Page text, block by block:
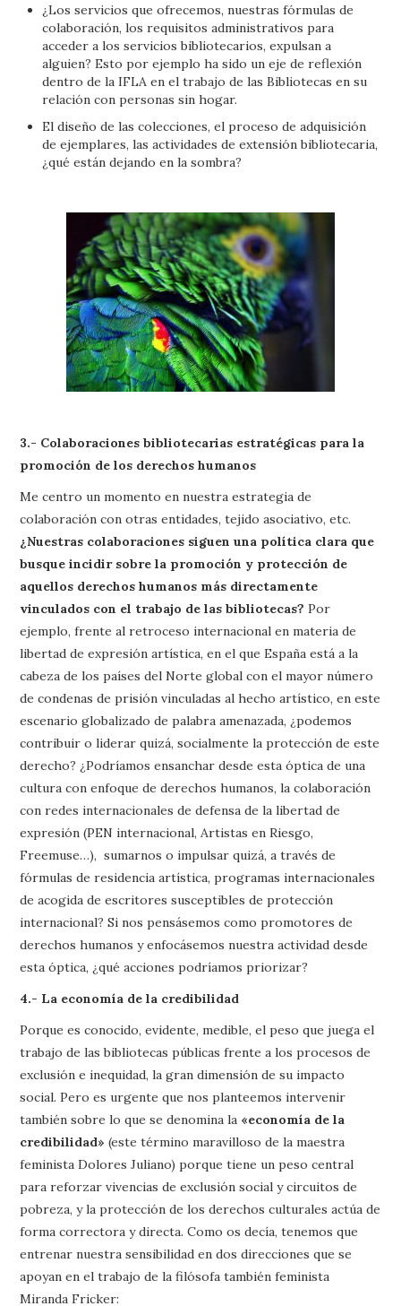
¿Los servicios que ofrecemos, nuestras fórmulas de
colaboración, los requisitos administrativos para
acceder a los servicios bibliotecarios, expulsan a
alguien? Esto por ejemplo ha sido un eje de reflexión
dentro de la IFLA en el trabajo de las Bibliotecas en su
relación con personas sin hogar.
El diseño de las colecciones, el proceso de adquisición
de ejemplares, las actividades de extensión bibliotecaria,
¿qué están dejando en la sombra?
3.- Colaboraciones bibliotecarias estratégicas para la
promoción de los derechos humanos
Me centro un momento en nuestra estrategia de
colaboración con otras entidades, tejido asociativo, etc.
¿Nuestras colaboraciones siguen una política clara que
busque incidir sobre la promoción y protección de
aquellos derechos humanos más directamente
vinculados con el trabajo de las bibliotecas? Por
ejemplo, frente al retroceso internacional en materia de
libertad de expresión artística, en el que España está a la
cabeza de los países del Norte global con el mayor número
de condenas de prisión vinculadas al hecho artístico, en este
escenario globalizado de palabra amenazada, ¿podemos
contribuir o liderar quizá, socialmente la protección de este
derecho? ¿Podríamos ensanchar desde esta óptica de una
cultura con enfoque de derechos humanos, la colaboración
con redes internacionales de defensa de la libertad de
expresión (PEN internacional, Artistas en Riesgo,
Freemuse…), sumarnos o impulsar quizá, a través de
fórmulas de residencia artística, programas internacionales
de acogida de escritores susceptibles de protección
internacional? Si nos pensásemos como promotores de
derechos humanos y enfocásemos nuestra actividad desde
esta óptica, ¿qué acciones podríamos priorizar?
4.- La economía de la credibilidad
Porque es conocido, evidente, medible, el peso que juega el
trabajo de las bibliotecas públicas frente a los procesos de
exclusión e inequidad, la gran dimensión de su impacto
social. Pero es urgente que nos planteemos intervenir
también sobre lo que se denomina la «economía de la
credibilidad» (este término maravilloso de la maestra
feminista Dolores Juliano) porque tiene un peso central
para reforzar vivencias de exclusión social y circuitos de
pobreza, y la protección de los derechos culturales actúa de
forma correctora y directa. Como os decía, tenemos que
entrenar nuestra sensibilidad en dos direcciones que se
apoyan en el trabajo de la filósofa también feminista
Miranda Fricker: